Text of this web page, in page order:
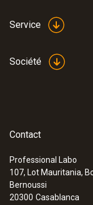
Service
Société
Contact
Professional Labo
107, Lot Mauritania,
Bernoussi
20300 Casablanca